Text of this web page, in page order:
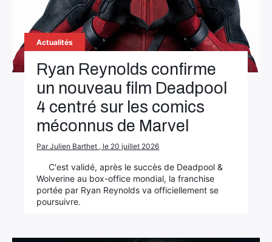
Actualités
Ryan Reynolds confirme
un nouveau film Deadpool
4 centré sur les comics
méconnus de Marvel
Par Julien Barthet , le 20 juillet 2026
C'est validé, après le succès de Deadpool &
Wolverine au box-office mondial, la franchise
portée par Ryan Reynolds va officiellement se
poursuivre.